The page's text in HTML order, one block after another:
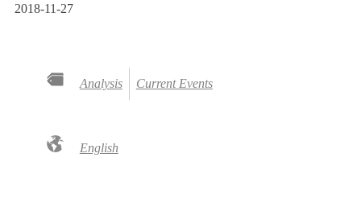
2018-11-27
Analysis Current Events
English